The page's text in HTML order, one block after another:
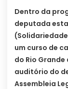
Dentro da
deputada
um curso de
do Rio
auditório do
Assembleia